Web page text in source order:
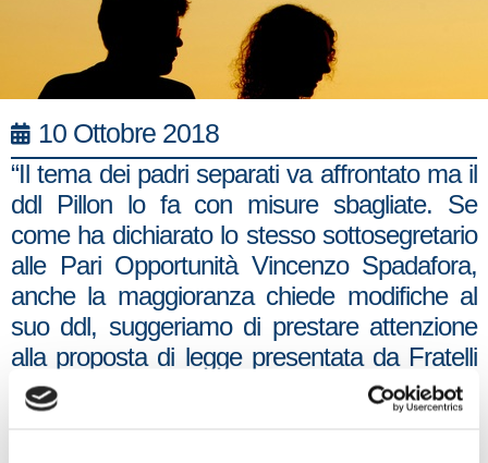
10 Ottobre 2018
“Il tema dei padri separati va affrontato ma il
ddl Pillon lo fa con misure sbagliate. Se
come ha dichiarato lo stesso sottosegretario
alle Pari Opportunità Vincenzo Spadafora,
anche la maggioranza chiede modifiche al
suo ddl, suggeriamo di prestare attenzione
alla proposta di legge presentata da Fratelli
d’Italia. Lavoriamo insieme per togliere tanti
papà dalla soglia di povertà, per punire quelli